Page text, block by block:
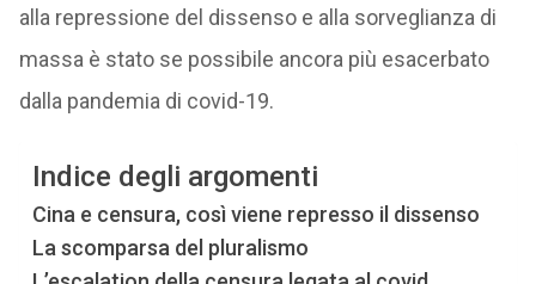
alla repressione del dissenso e alla sorveglianza di
massa è stato se possibile ancora più esacerbato
dalla pandemia di covid-19.
Indice degli argomenti
Cina e censura, così viene represso il dissenso
La scomparsa del pluralismo